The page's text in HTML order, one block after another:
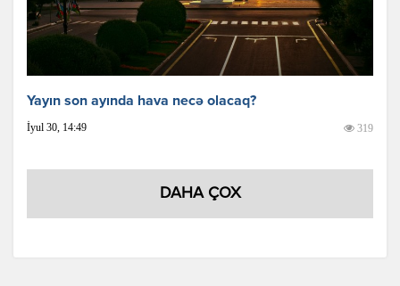
Yayın son ayında hava necə olacaq?
İyul 30, 14:49 319
DAHA ÇOX